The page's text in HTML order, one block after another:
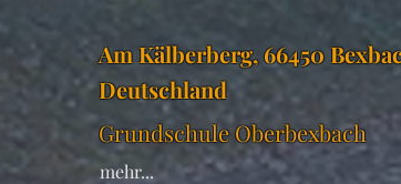
Am Kälberberg, 66450
Deutschland
Grundschule Oberbexbach
mehr...